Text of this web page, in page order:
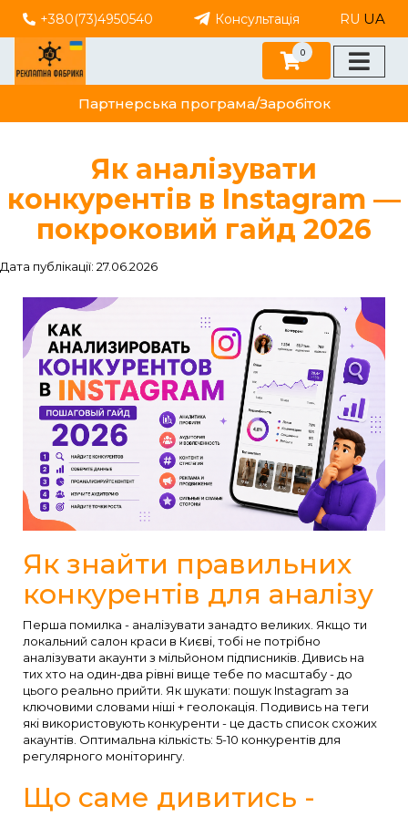
+380(73)4950540 Консультація RU UA
Партнерська програма/Заробіток
0
Як аналізувати
конкурентів в Instagram —
покроковий гайд 2026
Дата публікації: 27.06.2026
Як знайти правильних
конкурентів для аналізу
Перша помилка - аналізувати занадто великих. Якщо ти
локальний салон краси в Києві, тобі не потрібно
аналізувати акаунти з мільйоном підписників. Дивись на
тих хто на один-два рівні вище тебе по масштабу - до
цього реально прийти. Як шукати: пошук Instagram за
ключовими словами ніші + геолокація. Подивись на теги
які використовують конкуренти - це дасть список схожих
акаунтів. Оптимальна кількість: 5-10 конкурентів для
регулярного моніторингу.
Що саме дивитись -